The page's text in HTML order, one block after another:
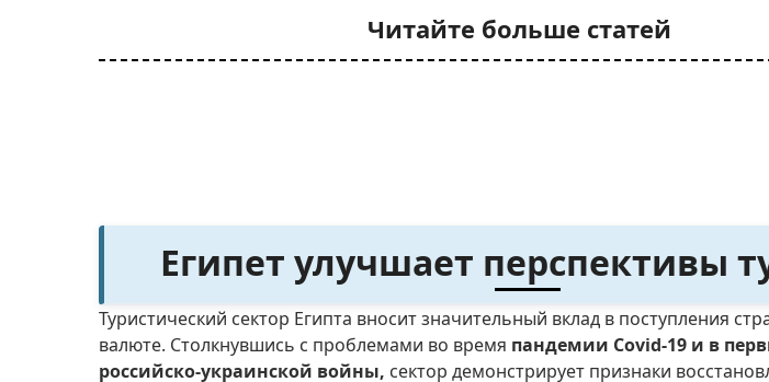
Читайте больше статей
Египет улучшает перспективы
Туристический сектор Египта вносит значительный вклад в поступления
валюте. Столкнувшись с проблемами во время пандемии Covid-19 и в
российско-украинской войны, сектор демонстрирует признаки